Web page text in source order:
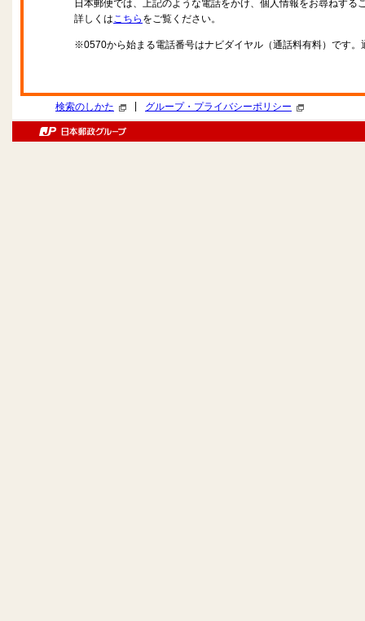
日本郵便では、上記のような電話をかけ、個人情報をお尋ねする
詳しくはこちら をご覧ください。
※0570から始まる電話番号はナビダイヤル（通話料有料）です
検索のしかた グループ・プライバシーポリシー